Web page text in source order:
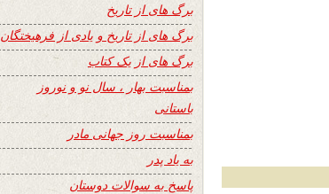
برگ های از تاریخ
برگ های از تاریخ و یادی از فرهیختگان
برگ های از یک کتاب
بمناسبت بهار ، سال نو و نوروز
باستانی
بمناسبت روز جهانی مادر
به یاد پدر
پاسخ به سوالات دوستان